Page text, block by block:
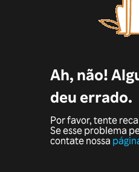
Ah, não!
deu errado.
Por favor, tente
Se esse problema
contate nossa